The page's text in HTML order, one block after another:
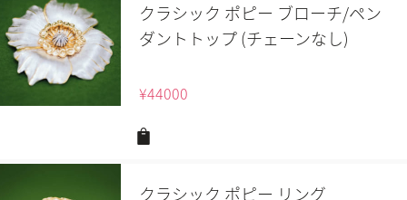
クラシック ポピー ブローチ/ペン
ダントトップ (チェーンなし)
¥44000
クラシック ポピー リング